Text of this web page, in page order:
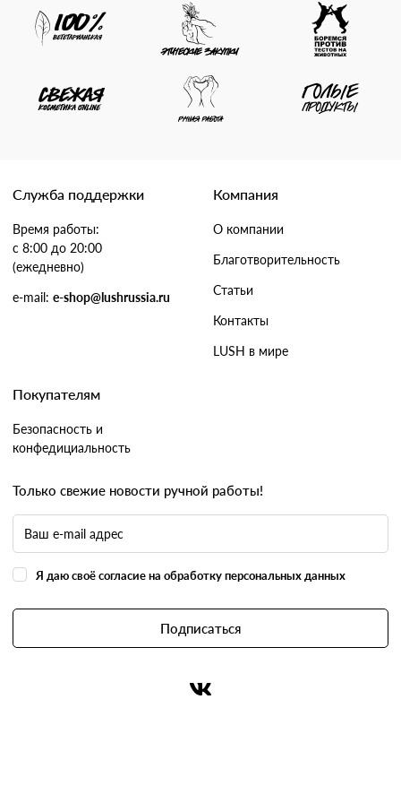
Служба поддержки
Время работы:
с 8:00 до 20:00
(ежедневно)
e-mail: e-shop@lushrussia.ru
Компания
О компании
Благотворительность
Статьи
Контакты
LUSH в мире
Покупателям
Безопасность и
конфедициальность
Только свежие новости ручной работы!
Я даю своё согласие на обработку персональных данных
Подписаться